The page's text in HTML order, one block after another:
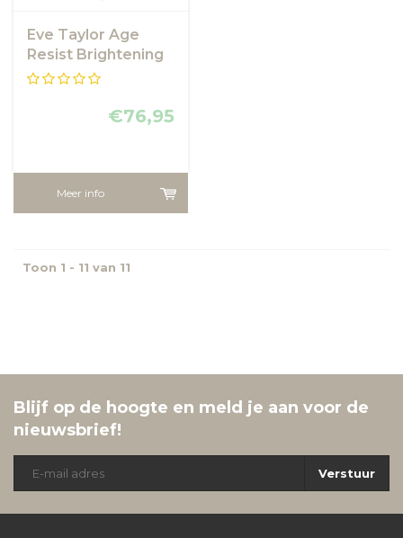
Eve Taylor Age
Resist Brightening
Serum
€76,95
Meer info
Toon 1 - 11 van 11
Blijf op de hoogte en meld je aan voor de
nieuwsbrief!
Verstuur